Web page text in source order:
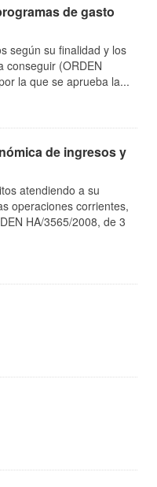
de gasto
según su finalidad y los
conseguir (ORDEN
la que se aprueba la...
de ingresos y
atendiendo a su
operaciones corrientes,
HA/3565/2008, de 3